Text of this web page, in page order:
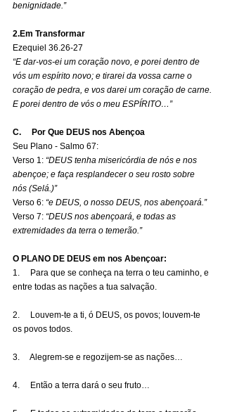
benignidade.”
2.Em Transformar
Ezequiel 36.26-27
“E dar-vos-ei um coração novo, e porei dentro de
vós um espírito novo; e tirarei da vossa carne o
coração de pedra, e vos darei um coração de carne.
E porei dentro de vós o meu ESPÍRITO…”
C.     Por Que DEUS nos Abençoa
Seu Plano - Salmo 67:
Verso 1: “DEUS tenha misericórdia de nós e nos
abençoe; e faça resplandecer o seu rosto sobre
nós (Selá.)”
Verso 6: “e DEUS, o nosso DEUS, nos abençoará.”
Verso 7: “DEUS nos abençoará, e todas as
extremidades da terra o temerão.”
O PLANO DE DEUS em nos Abençoar:
1.     Para que se conheça na terra o teu caminho, e
entre todas as nações a tua salvação.
2.     Louvem-te a ti, ó DEUS, os povos; louvem-te
os povos todos.
3.     Alegrem-se e regozijem-se as nações…
4.     Então a terra dará o seu fruto…